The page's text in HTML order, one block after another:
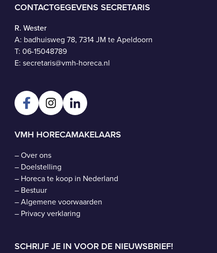
CONTACTGEGEVENS SECRETARIS
R. Wester
A: badhuisweg 78, 7314 JM te Apeldoorn
T: 06-15048789
E: secretaris@vmh-horeca.nl
VMH HORECAMAKELAARS
–Over ons
– Doelstelling
– Horeca te koop in Nederland
– Bestuur
–Algemene voorwaarden
– Privacy verklaring
SCHRIJF JE IN VOOR DE NIEUWSBRIEF!